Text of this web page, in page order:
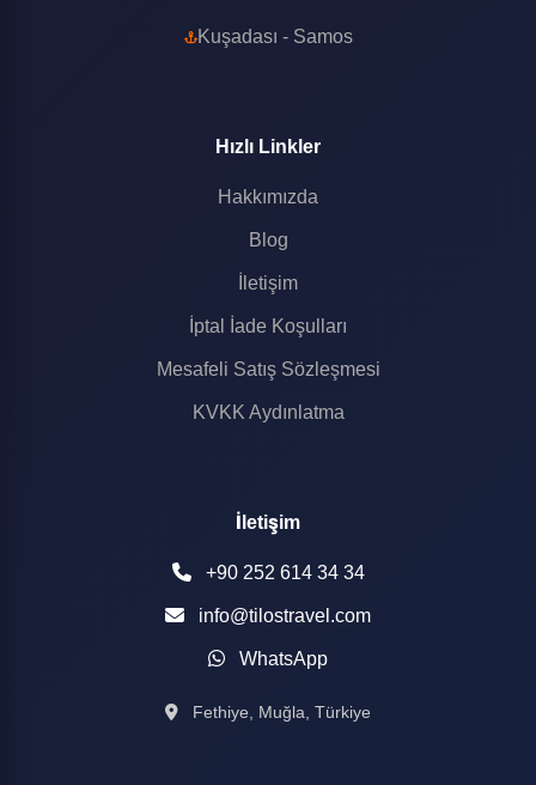
Kuşadası - Samos
Hızlı Linkler
Hakkımızda
Blog
İletişim
İptal İade Koşulları
Mesafeli Satış Sözleşmesi
KVKK Aydınlatma
İletişim
+90 252 614 34 34
info@tilostravel.com
WhatsApp
Fethiye, Muğla, Türkiye